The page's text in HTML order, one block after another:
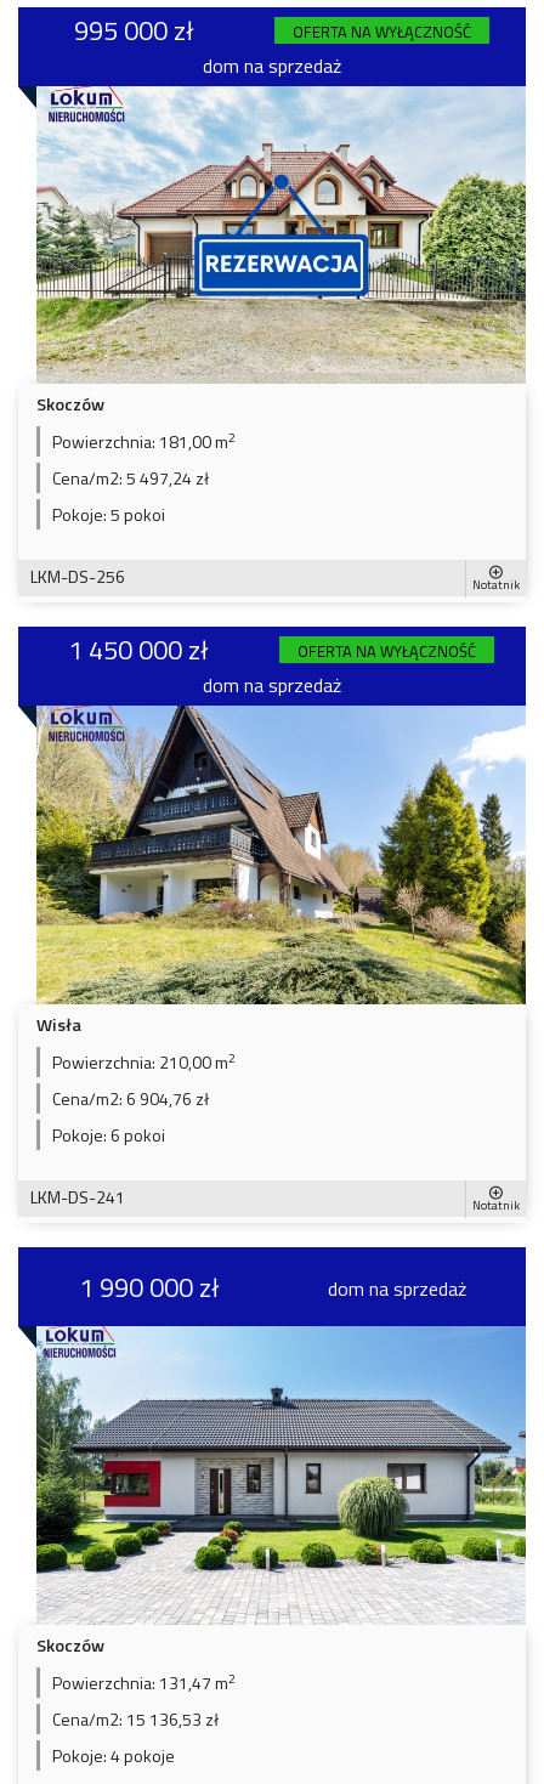
995 000 zł OFERTA NA WYŁĄCZNOŚĆ
dom na sprzedaż
Skoczów
Powierzchnia: 181,00 m2
Cena/m2:5 497,24 zł
Pokoje:5 pokoi
LKM-DS-256 Notatnik
1 450 000 zł OFERTA NA WYŁĄCZNOŚĆ
dom na sprzedaż
Wisła
Powierzchnia: 210,00 m2
Cena/m2:6 904,76 zł
Pokoje:6 pokoi
LKM-DS-241 Notatnik
1 990 000 zł dom na sprzedaż
Skoczów
Powierzchnia: 131,47 m2
Cena/m2: 15 136,53 zł
Pokoje:4 pokoje